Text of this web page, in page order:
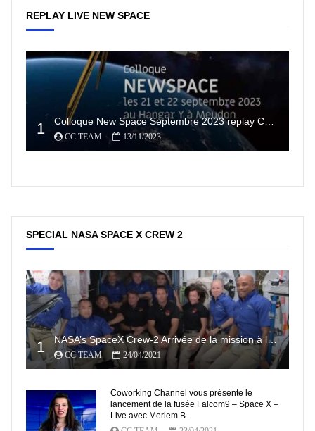
REPLAY LIVE NEW SPACE
1 CC TEAM 13/11/2023
SPECIAL NASA SPACE X CREW 2
1 NASA’s SpaceX Crew-2 Arrivée de la mission à la Station Spatiale Internationale Partie2
CC TEAM 24/04/2021
Coworking Channel vous présente le
lancement de la fusée Falcom9 – Space X –
Live avec Meriem B.